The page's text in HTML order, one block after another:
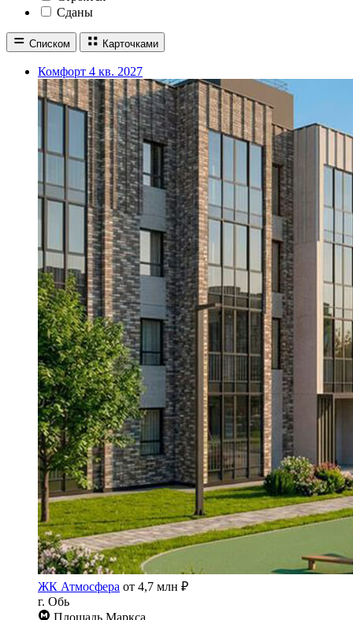
Сданы
Списком Карточками
Комфорт 4 кв. 2027
ЖК Атмосфера от 4,7 млн ₽
г. Обь